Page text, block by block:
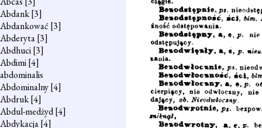
Abdank[3]
Abdankować [3]
Abderyta[3]
Abdhuci[3]
Abdimi[4]
abdominalis
Abdominalny[4]
Abdruk[4]
Abdul-medżyd[4]
Abdykacja[4]